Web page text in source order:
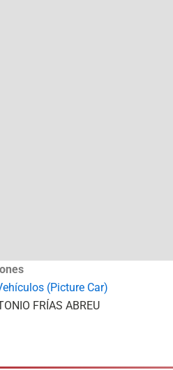
(Picture Car)
FRÍAS ABREU